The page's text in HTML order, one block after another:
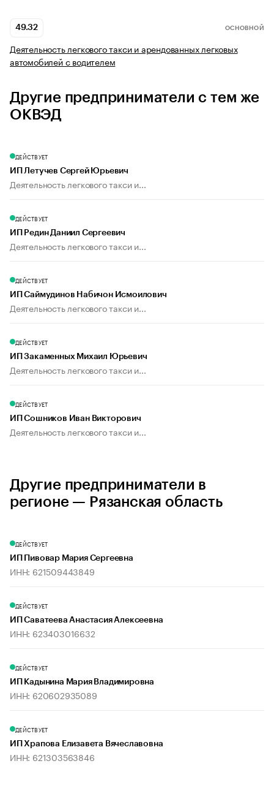
49.32 ОСНОВНОЙ
Деятельность легкового такси и арендованных легковых
автомобилей с водителем
Другие предприниматели с тем же
ОКВЭД
ДЕЙСТВУЕТ
ИП Летучев Сергей Юрьевич
Деятельность легкового такси и...
ДЕЙСТВУЕТ
ИП Редин Даниил Сергеевич
Деятельность легкового такси и...
ДЕЙСТВУЕТ
ИП Саймудинов Набичон Исмоилович
Деятельность легкового такси и...
ДЕЙСТВУЕТ
ИП Закаменных Михаил Юрьевич
Деятельность легкового такси и...
ДЕЙСТВУЕТ
ИП Сошников Иван Викторович
Деятельность легкового такси и...
Другие предприниматели в
регионе — Рязанская область
ДЕЙСТВУЕТ
ИП Пивовар Мария Сергеевна
ИНН: 621509443849
ДЕЙСТВУЕТ
ИП Саватеева Анастасия Алексеевна
ИНН: 623403016632
ДЕЙСТВУЕТ
ИП Кадынина Мария Владимировна
ИНН: 620602935089
ДЕЙСТВУЕТ
ИП Храпова Елизавета Вячеславовна
ИНН: 621303563846